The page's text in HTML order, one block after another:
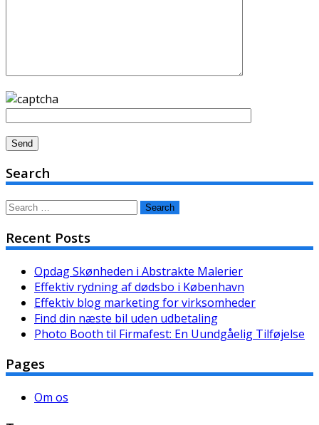
Search
Search
Recent Posts
Opdag Skønheden i Abstrakte Malerier
Effektiv rydning af dødsbo i København
Effektiv blog marketing for virksomheder
Find din næste bil uden udbetaling
Photo Booth til Firmafest: En Uundgåelig Tilføjelse
Pages
Om os